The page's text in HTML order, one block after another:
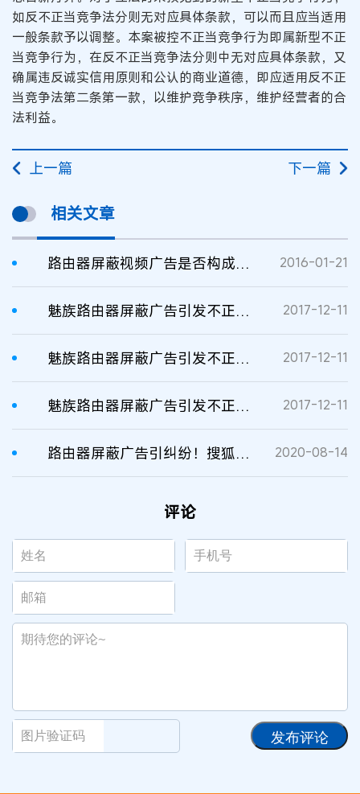
如反不正当竞争法分则无对应具体条款，可以而且应当适用
一般条款予以调整。本案被控不正当竞争行为即属新型不正
当竞争行为，在反不正当竞争法分则中无对应具体条款，又
确属违反诚实信用原则和公认的商业道德，即应适用反不正
当竞争法第二条第一款，以维护竞争秩序，维护经营者的合
法利益。
上一篇 下一篇
相关文章
路由器屏蔽视频广告是否构成不正当竞争 2016-01-21
魅族路由器屏蔽广告引发不正当竞争纠纷 2017-12-11
魅族路由器屏蔽广告引发不正当竞争纠纷 2017-12-11
魅族路由器屏蔽广告引发不正当竞争纠纷 2017-12-11
路由器屏蔽广告引纠纷！搜狐诉魅族不正当竞争案终审有果 2020-08-14
评论
发布评论